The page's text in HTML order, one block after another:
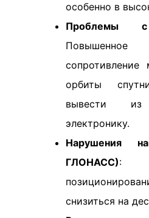
особенно в
Проблемы с
Повышенное
сопротивление
орбиты
вывести
электронику.
Нарушения
ГЛОНАСС):
снизиться на